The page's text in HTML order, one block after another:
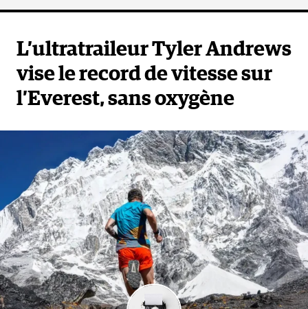
L’ultratraileur Tyler Andrews
vise le record de vitesse sur
l’Everest, sans oxygène